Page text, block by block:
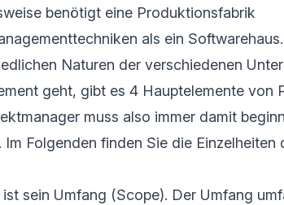
benötigt eine Produktionsfabrik
als ein
Naturen der verschiedenen
geht, gibt es 4 Hauptelemente von
muss also immer damit
Folgenden finden Sie die Einzelheiten
sein Umfang (Scope). Der Umfang